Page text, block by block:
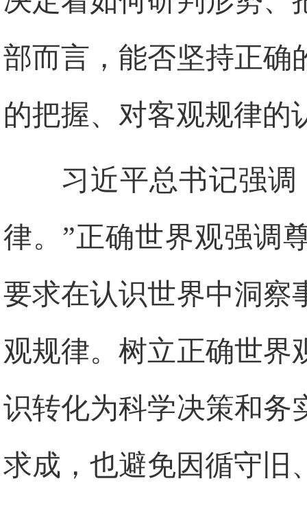
部而言，能否坚持正确
的把握、对客观规律的
习近平总书记强
律。”正确世界观强调
要求在认识世界中洞察
观规律。树立正确世界
识转化为科学决策和务
求成，也避免因循守旧